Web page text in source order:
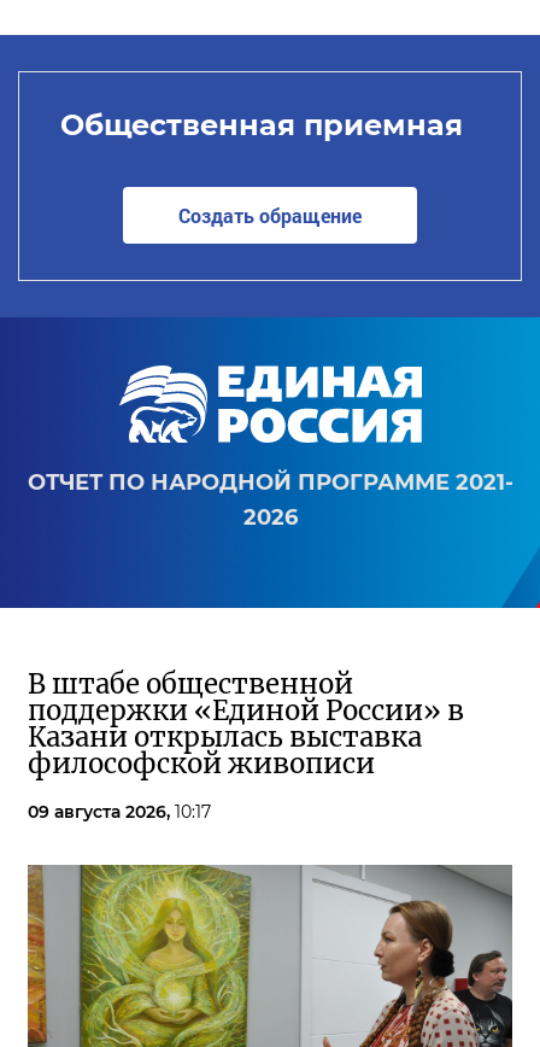
Общественная приемная
Создать обращение
ОТЧЕТ ПО НАРОДНОЙ ПРОГРАММЕ 2021-
2026
В штабе общественной
поддержки «Единой России» в
Казани открылась выставка
философской живописи
09 августа 2026, 10:17